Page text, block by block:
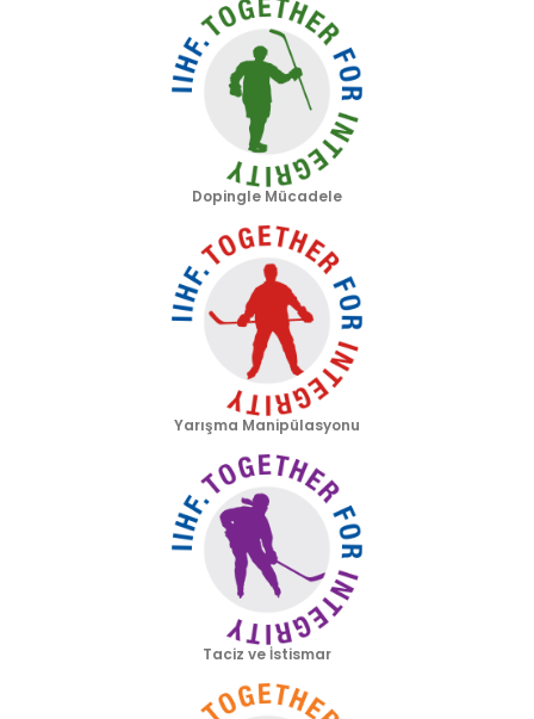
Dopingle Mücadele
Yarışma Manipülasyonu
Taciz ve İstismar